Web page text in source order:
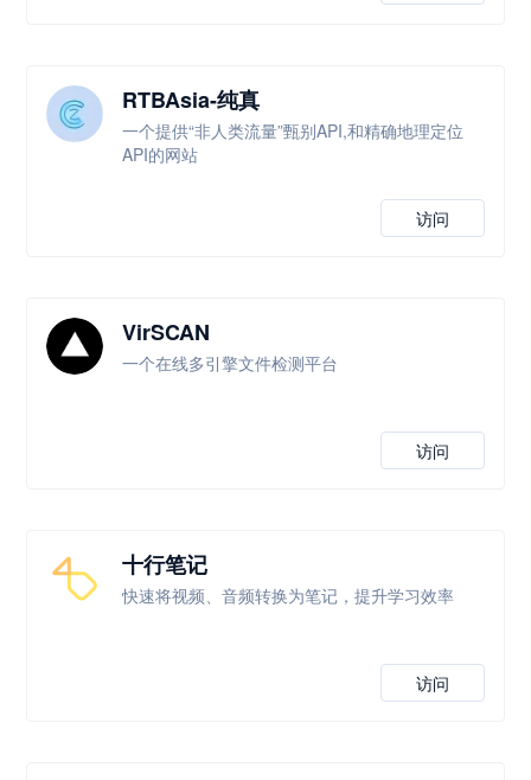
RTBAsia-纯真
一个提供“非人类流量”甄别API,和精确地理定位
API的网站
访问
VirSCAN
一个在线多引擎文件检测平台
访问
十行笔记
快速将视频、音频转换为笔记，提升学习效率
访问